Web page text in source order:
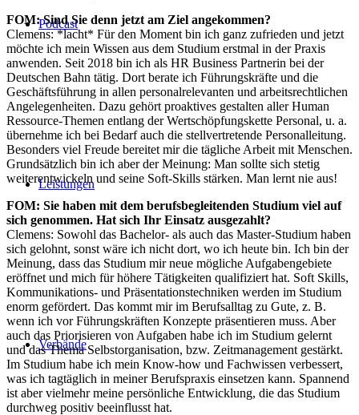
Podcast
Leistungen
Verbände
FOM: Sind Sie denn jetzt am Ziel angekommen?
Clemens: *lacht* Für den Moment bin ich ganz zufrieden und jetzt
möchte ich mein Wissen aus dem Studium erstmal in der Praxis
anwenden. Seit 2018 bin ich als HR Business Partnerin bei der
Deutschen Bahn tätig. Dort berate ich Führungskräfte und die
Geschäftsführung in allen personalrelevanten und arbeitsrechtlichen
Angelegenheiten. Dazu gehört proaktives gestalten aller Human
Ressource-Themen entlang der Wertschöpfungskette Personal, u. a.
übernehme ich bei Bedarf auch die stellvertretende Personalleitung.
Besonders viel Freude bereitet mir die tägliche Arbeit mit Menschen.
Grundsätzlich bin ich aber der Meinung: Man sollte sich stetig
weiterentwickeln und seine Soft-Skills stärken. Man lernt nie aus!
FOM: Sie haben mit dem berufsbegleitenden Studium viel auf
sich genommen. Hat sich Ihr Einsatz ausgezahlt?
Clemens: Sowohl das Bachelor- als auch das Master-Studium haben
sich gelohnt, sonst wäre ich nicht dort, wo ich heute bin. Ich bin der
Meinung, dass das Studium mir neue mögliche Aufgabengebiete
eröffnet und mich für höhere Tätigkeiten qualifiziert hat. Soft Skills,
Kommunikations- und Präsentationstechniken werden im Studium
enorm gefördert. Das kommt mir im Berufsalltag zu Gute, z. B.
wenn ich vor Führungskräften Konzepte präsentieren muss. Aber
auch das Priorisieren von Aufgaben habe ich im Studium gelernt
und das Thema Selbstorganisation, bzw. Zeitmanagement gestärkt.
Im Studium habe ich mein Know-how und Fachwissen verbessert,
was ich tagtäglich in meiner Berufspraxis einsetzen kann. Spannend
ist aber vielmehr meine persönliche Entwicklung, die das Studium
durchweg positiv beeinflusst hat.